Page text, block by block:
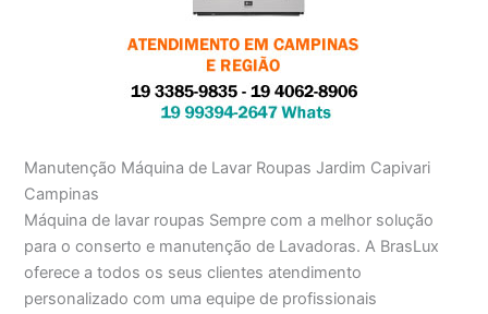
Manutenção Máquina de Lavar Roupas Jardim Capivari
Campinas
Máquina de lavar roupas Sempre com a melhor solução
para o conserto e manutenção de Lavadoras. A BrasLux
oferece a todos os seus clientes atendimento
personalizado com uma equipe de profissionais